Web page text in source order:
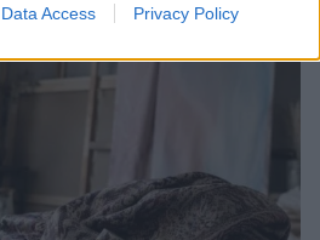
Data Access Privacy Policy